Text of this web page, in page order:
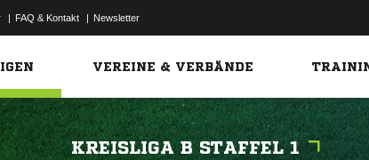
| FAQ & Kontakt | Newsletter
VEREINE & VERBÄNDE
KREISLIGA B STAFFEL 1